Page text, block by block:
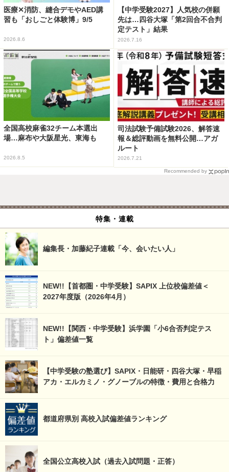
医療✕消防、縫合デモやAED講
習も「おしごと体験博」9/5
2026.8.6
【中学受験2027】人気校の併願
先は…四谷大塚「第2回合不合判
定テスト」結果
2026.7.16
全国高校麻雀32チーム本選出
場…麻布や大阪星光、東海も
2026.8.5
司法試験予備試験2026、解答速
報＆総評動画を無料公開…アガ
ルート
2026.7.21
Recommended by
特集・連載
編集長・加藤紀子連載「今、会いたい人」
NEW!!【首都圏・中学受験】SAPIX 上位校偏差値＜
2027年度版（2026年4月）
NEW!!【関西・中学受験】浜学園「小6合否判定テス
ト」偏差値一覧
【中学受験の塾選び】SAPIX・日能研・四谷大塚・早稲
アカ・エルカミノ・グノーブルの特徴・費用と合格力
都道府県別 高校入試偏差値ランキング
全国公立高校入試（過去入試問題・正答）